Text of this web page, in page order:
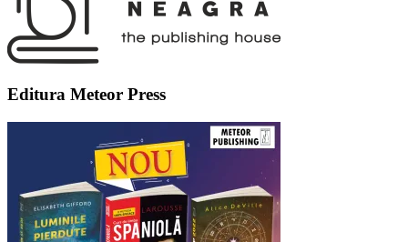
Editura Meteor Press